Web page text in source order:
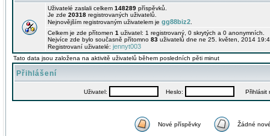
Uživatelé zaslali celkem 148289 příspěvků.
Je zde 20318 registrovaných uživatelů.
Nejnovějším registrovaným uživatelem je gg88biz2
Celkem je zde přítomen 1 uživatel: 1 registrovaný, 0 skrytých a 0
Nejvíce zde bylo současně přítomno 83 uživatelů dne ne 25. květen, 2014
Registrovaní uživatelé: jennyt003
Tato data jsou založena na aktivitě uživatelů během posledních pěti minut
Přihlášení
Uživatel: Heslo: Přihlásit
Nové příspěvky Žádné